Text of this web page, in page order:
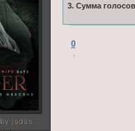
by judas ♡
3. Сумма
0